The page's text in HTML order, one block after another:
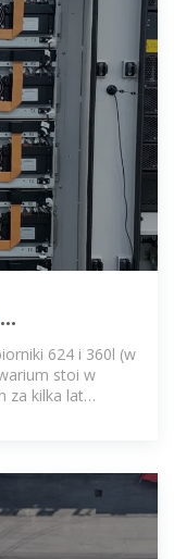
624 i 360l (w
stoi w
za kilka lat